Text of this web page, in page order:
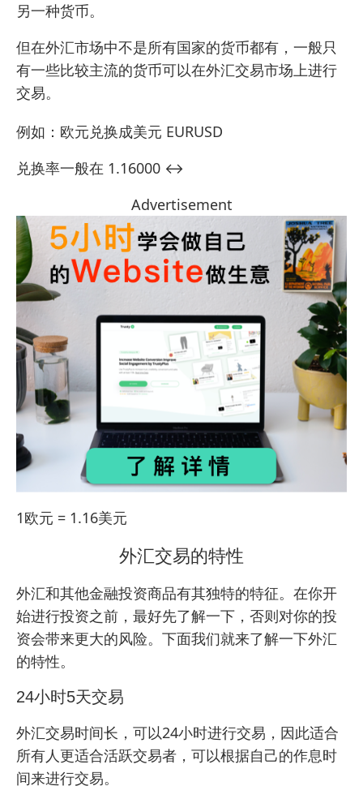
另一种货币。
但在外汇市场中不是所有国家的货币都有，一般只
有一些比较主流的货币可以在外汇交易市场上进行
交易。
例如：欧元兑换成美元 EURUSD
兑换率一般在 1.16000 ↔️
Advertisement
1欧元 = 1.16美元
外汇交易的特性
外汇和其他金融投资商品有其独特的特征。在你开
始进行投资之前，最好先了解一下，否则对你的投
资会带来更大的风险。下面我们就来了解一下外汇
的特性。
24小时5天交易
外汇交易时间长，可以24小时进行交易，因此适合
所有人更适合活跃交易者，可以根据自己的作息时
间来进行交易。